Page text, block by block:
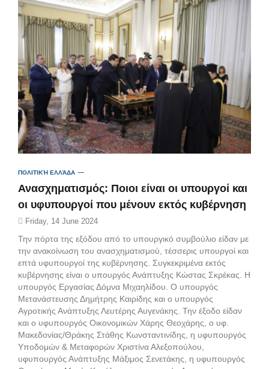
ΠΟΛΙΤΙΚΉ ΕΛΛΆΔΑ
Ανασχηματισμός: Ποιοι είναι οι υπουργοί και
οι υφυπουργοί που μένουν εκτός κυβέρνηση
Friday, 14 June 2024
Την πόρτα της εξόδου από το υπουργικό συμβούλιο είδαν με
την ανακοίνωση του ανασχηματισμού, τέσσερις υπουργοί και
επτά υφυπουργοί της κυβέρνησης. Συγκεκριμένα εκτός
κυβέρνησης είναι ο υπουργός Ανάπτυξης Κώστας Σκρέκας. Η
υπουργός Εργασίας Δόμνα Μιχαηλίδου. Ο υπουργός
Μετανάστευσης Δημήτρης Καιρίδης και ο υπουργός
Αγροτικής Ανάπτυξης Λευτέρης Αυγενάκης. Την έξοδο είδαν
και ο υφυπουργός Οικονομικών Χάρης Θεοχάρης, ο υφ.
Μακεδονίας/Θράκης Στάθης Κωνσταντινίδης, η υφυπουργός
Υποδομών & Μεταφορών Χριστίνα Αλεξοπούλου,
υφυπουργός Ανάπτυξης Μάξιμος Σενετάκης, η υφυπουργός